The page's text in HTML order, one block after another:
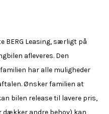
BERG Leasing, særligt på
afleveres. Den
har alle muligheder
Ønsker familien at
bilen release til lavere pris,
dækker andre behov) kan